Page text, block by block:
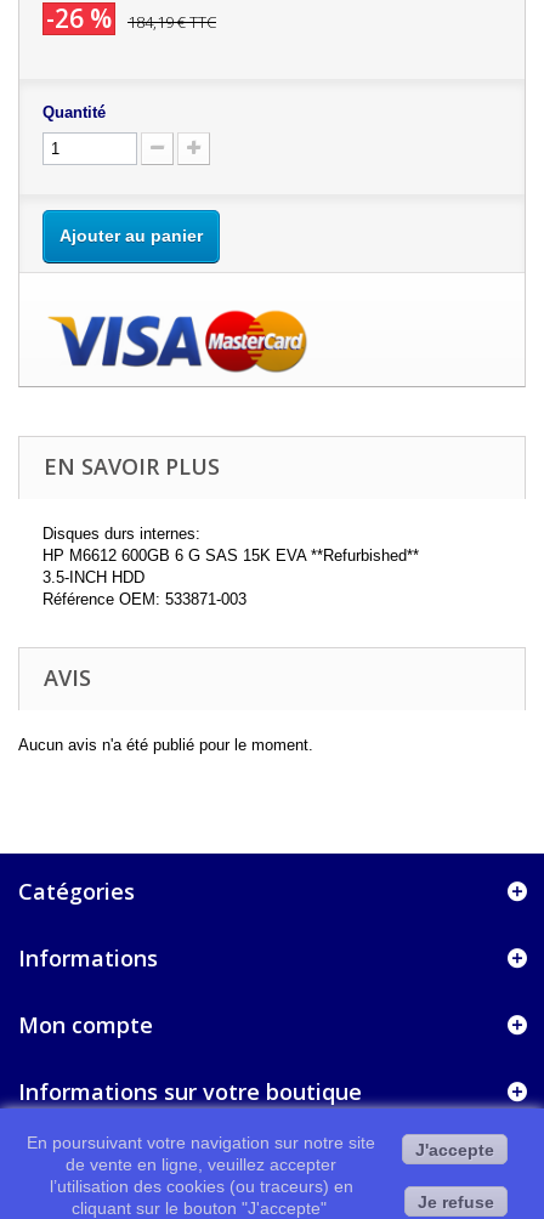
-26 % 184,19 €TTC
Quantité
Ajouter au panier
EN SAVOIR PLUS
Disques durs internes:
HP M6612 600GB 6 G SAS 15K EVA **Refurbished**
3.5-INCH HDD
Référence OEM: 533871-003
AVIS
Aucun avis n'a été publié pour le moment.
Catégories
Informations
Mon compte
Informations sur votre boutique
En poursuivant votre navigation sur notre site
de vente en ligne, veuillez accepter
l’utilisation des cookies (ou traceurs) en
cliquant sur le bouton "J'accepte"
J'accepte
Je refuse